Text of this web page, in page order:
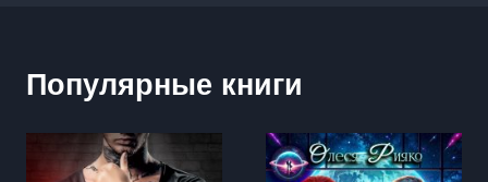
Популярные книги